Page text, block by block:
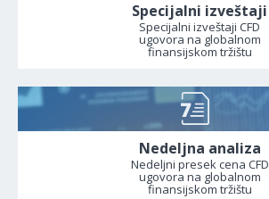
Specijalni izveštaji
Specijalni izveštaji CFD
ugovora na globalnom
finansijskom tržištu
Nedeljna analiza
Nedeljni presek cena CFD
ugovora na globalnom
finansijskom tržištu